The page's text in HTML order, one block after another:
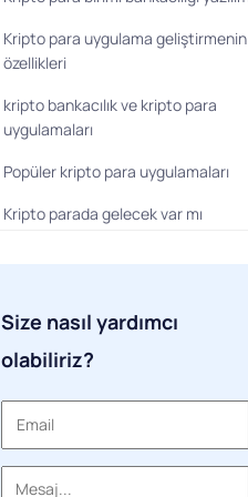
Kripto para uygulama geliştirmenin
özellikleri
kripto bankacılık ve kripto para
uygulamaları
Popüler kripto para uygulamaları
Kripto parada gelecek var mı
Size nasıl yardımcı
olabiliriz?